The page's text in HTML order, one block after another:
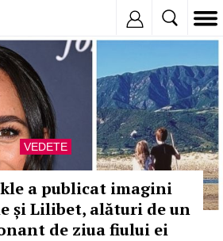
VEDETE
a publicat imagini
și Lilibet, alături de un
de ziua fiului ei